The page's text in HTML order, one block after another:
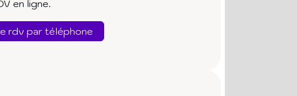
en ligne.
rdv par téléphone